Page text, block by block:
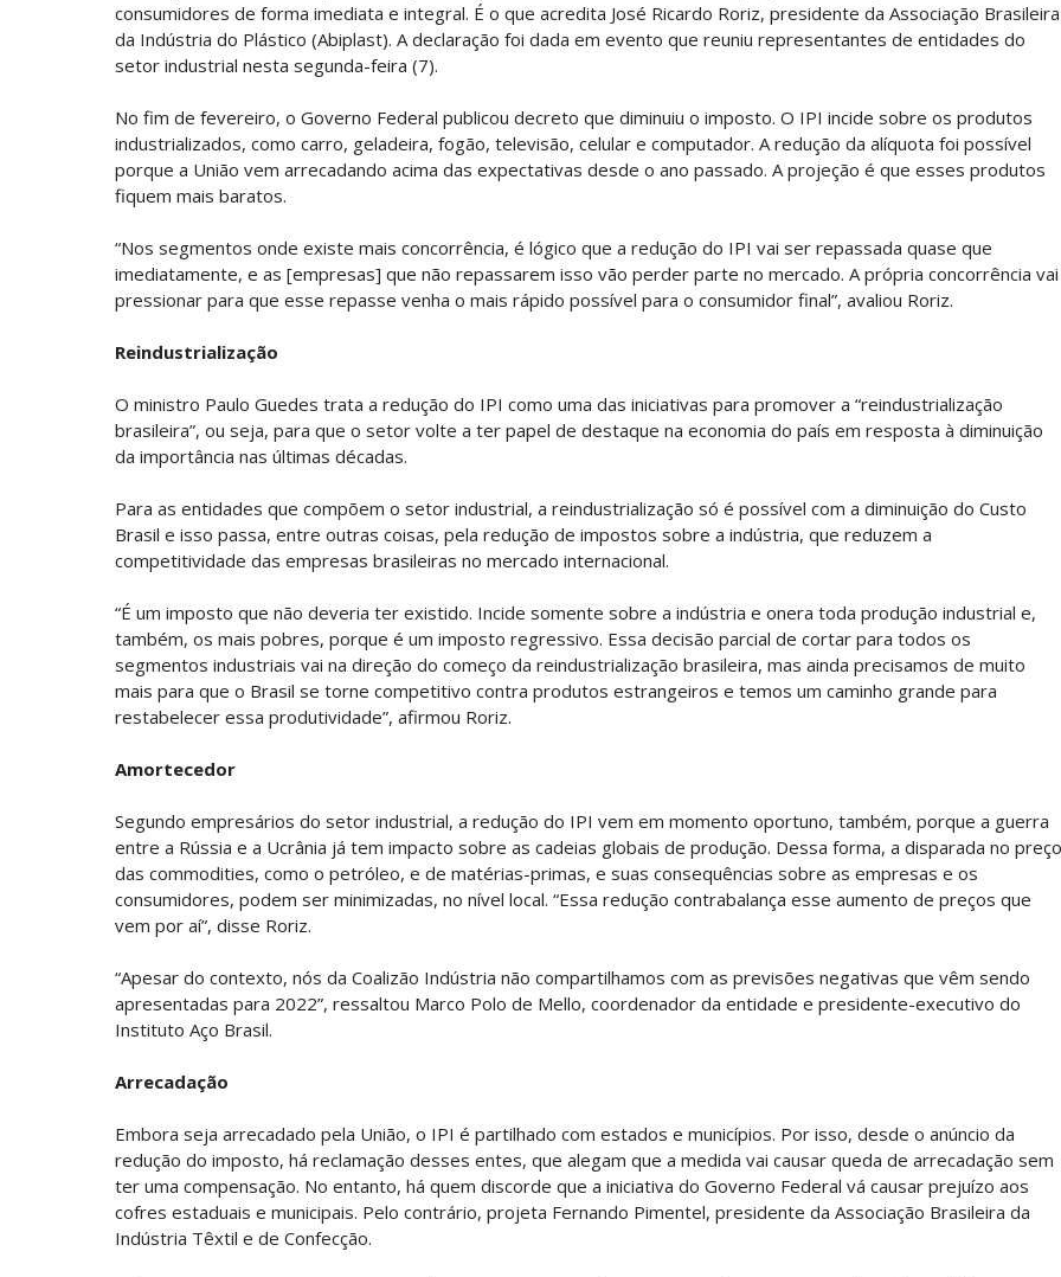
consumidores de forma imediata e integral. É o que acredita José Ricardo Roriz, presidente da Associação Brasileira
da Indústria do Plástico (Abiplast). A declaração foi dada em evento que reuniu representantes de entidades do
setor industrial nesta segunda-feira (7).
No fim de fevereiro, o Governo Federal publicou decreto que diminuiu o imposto. O IPI incide sobre os produtos
industrializados, como carro, geladeira, fogão, televisão, celular e computador. A redução da alíquota foi possível
porque a União vem arrecadando acima das expectativas desde o ano passado. A projeção é que esses produtos
fiquem mais baratos.
“Nos segmentos onde existe mais concorrência, é lógico que a redução do IPI vai ser repassada quase que
imediatamente, e as [empresas] que não repassarem isso vão perder parte no mercado. A própria concorrência vai
pressionar para que esse repasse venha o mais rápido possível para o consumidor final”, avaliou Roriz.
Reindustrialização
O ministro Paulo Guedes trata a redução do IPI como uma das iniciativas para promover a “reindustrialização
brasileira”, ou seja, para que o setor volte a ter papel de destaque na economia do país em resposta à diminuição
da importância nas últimas décadas.
Para as entidades que compõem o setor industrial, a reindustrialização só é possível com a diminuição do Custo
Brasil e isso passa, entre outras coisas, pela redução de impostos sobre a indústria, que reduzem a
competitividade das empresas brasileiras no mercado internacional.
“É um imposto que não deveria ter existido. Incide somente sobre a indústria e onera toda produção industrial e,
também, os mais pobres, porque é um imposto regressivo. Essa decisão parcial de cortar para todos os
segmentos industriais vai na direção do começo da reindustrialização brasileira, mas ainda precisamos de muito
mais para que o Brasil se torne competitivo contra produtos estrangeiros e temos um caminho grande para
restabelecer essa produtividade”, afirmou Roriz.
Amortecedor
Segundo empresários do setor industrial, a redução do IPI vem em momento oportuno, também, porque a guerra
entre a Rússia e a Ucrânia já tem impacto sobre as cadeias globais de produção. Dessa forma, a disparada no preço
das commodities, como o petróleo, e de matérias-primas, e suas consequências sobre as empresas e os
consumidores, podem ser minimizadas, no nível local. “Essa redução contrabalança esse aumento de preços que
vem por aí”, disse Roriz.
“Apesar do contexto, nós da Coalizão Indústria não compartilhamos com as previsões negativas que vêm sendo
apresentadas para 2022”, ressaltou Marco Polo de Mello, coordenador da entidade e presidente-executivo do
Instituto Aço Brasil.
Arrecadação
Embora seja arrecadado pela União, o IPI é partilhado com estados e municípios. Por isso, desde o anúncio da
redução do imposto, há reclamação desses entes, que alegam que a medida vai causar queda de arrecadação sem
ter uma compensação. No entanto, há quem discorde que a iniciativa do Governo Federal vá causar prejuízo aos
cofres estaduais e municipais. Pelo contrário, projeta Fernando Pimentel, presidente da Associação Brasileira da
Indústria Têxtil e de Confecção.